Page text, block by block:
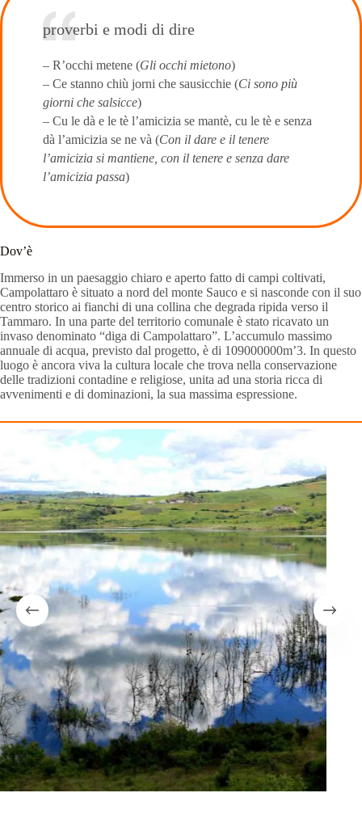
proverbi e modi di dire
– R’occhi metene (Gli occhi mietono)
– Ce stanno chiù jorni che sausicchie (Ci sono più
giorni che salsicce)
– Cu le dà e le tè l’amicizia se mantè, cu le tè e senza
dà l’amicizia se ne và (Con il dare e il tenere
l’amicizia si mantiene, con il tenere e senza dare
l’amicizia passa)
Dov’è
Immerso in un paesaggio chiaro e aperto fatto di campi coltivati,
Campolattaro è situato a nord del monte Sauco e si nasconde con il suo
centro storico ai fianchi di una collina che degrada ripida verso il
Tammaro. In una parte del territorio comunale è stato ricavato un
invaso denominato “diga di Campolattaro”. L’accumulo massimo
annuale di acqua, previsto dal progetto, è di 109000000m’3. In questo
luogo è ancora viva la cultura locale che trova nella conservazione
delle tradizioni contadine e religiose, unita ad una storia ricca di
avvenimenti e di dominazioni, la sua massima espressione.